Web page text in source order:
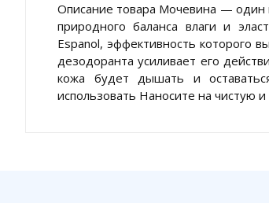
Описание товара Мочевина — один
природного баланса влаги и
Espanol, эффективность которого
дезодоранта усиливает его
кожа будет дышать и
использовать Наносите на чистую